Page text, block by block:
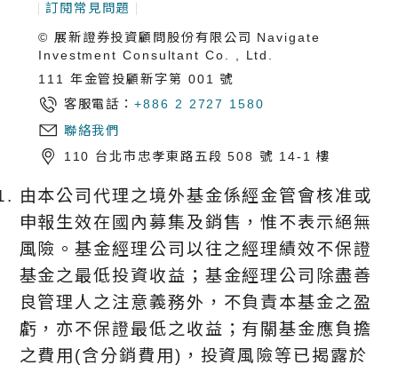
訂閱常見問題
© 展新證券投資顧問股份有限公司 Navigate
Investment Consultant Co. , Ltd.
111 年金管投顧新字第 001 號
客服電話：+886 2 2727 1580
聯絡我們
110 台北市忠孝東路五段 508 號 14-1 樓
由本公司代理之境外基金係經金管會核准或
申報生效在國內募集及銷售，惟不表示絕無
風險。基金經理公司以往之經理績效不保證
基金之最低投資收益；基金經理公司除盡善
良管理人之注意義務外，不負責本基金之盈
虧，亦不保證最低之收益；有關基金應負擔
之費用(含分銷費用)，投資風險等已揭露於